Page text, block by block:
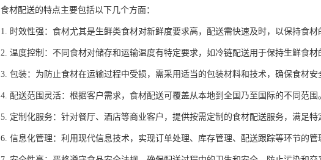
食材配送的特点主要包括以下几个方面：
1. 时效性强：食材尤其是生鲜类食材对新鲜度要求高，配送需快速及时，以保持食材
2. 温度控制：不同食材对储存和运输温度有特定要求，如冷链配送用于保持生鲜食材
3. 包装：为防止食材在运输过程中受损，需采用适当的包装材料和技术，确保食材安
4. 配送范围灵活：根据客户需求，食材配送可覆盖从本地到全国乃至国际的不同范围
5. 定制化服务：针对餐厅、酒店等商业客户，提供按需定制的食材配送服务，满足特
6. 信息化管理：利用现代信息技术，实现订单处理、库存管理、配送跟踪等环节的管